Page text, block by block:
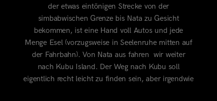
der etwas eintönigen Strecke von der
simbabwischen Grenze bis Nata zu Gesicht
bekommen, ist eine Hand voll Autos und jede
Menge Esel (vorzugsweise in Seelenruhe mitten auf
der Fahrbahn). Von Nata aus fahren wir weiter
nach Kubu Island. Der Weg nach Kubu soll
eigentlich recht leicht zu finden sein, aber irgendwie